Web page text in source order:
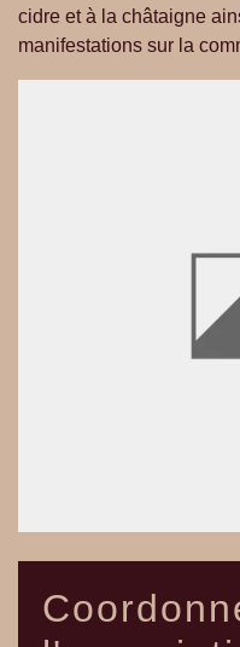
cidre et à la châtaigne
manifestations sur la